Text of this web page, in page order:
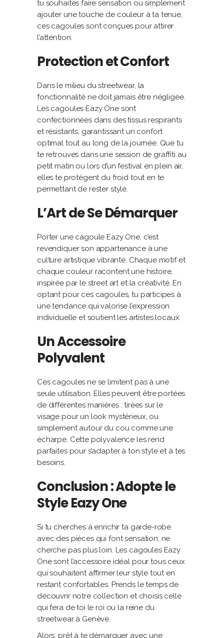
tu souhaites faire sensation ou simplement
ajouter une touche de couleur à ta tenue,
ces cagoules sont conçues pour attirer
l’attention.
Protection et Confort
Dans le milieu du streetwear, la
fonctionnalité ne doit jamais être négligée.
Les cagoules Eazy One sont
confectionnées dans des tissus respirants
et résistants, garantissant un confort
optimal tout au long de la journée. Que tu
te retrouves dans une session de graffiti au
petit matin ou lors d’un festival en plein air,
elles te protègent du froid tout en te
permettant de rester stylé.
L’Art de Se Démarquer
Porter une cagoule Eazy One, c’est
revendiquer son appartenance à une
culture artistique vibrante. Chaque motif et
chaque couleur racontent une histoire,
inspirée par le street art et la créativité. En
optant pour ces cagoules, tu participes à
une tendance qui valorise l’expression
individuelle et soutient les artistes locaux.
Un Accessoire
Polyvalent
Ces cagoules ne se limitent pas à une
seule utilisation. Elles peuvent être portées
de différentes manières : tirées sur le
visage pour un look mystérieux, ou
simplement autour du cou comme une
écharpe. Cette polyvalence les rend
parfaites pour s’adapter à ton style et à tes
besoins.
Conclusion : Adopte le
Style Eazy One
Si tu cherches à enrichir ta garde-robe
avec des pièces qui font sensation, ne
cherche pas plus loin. Les cagoules Eazy
One sont l’accessoire idéal pour tous ceux
qui souhaitent affirmer leur style tout en
restant confortables. Prends le temps de
découvrir notre collection et choisis celle
qui fera de toi le roi ou la reine du
streetwear à Genève.
Alors, prêt à te démarquer avec une